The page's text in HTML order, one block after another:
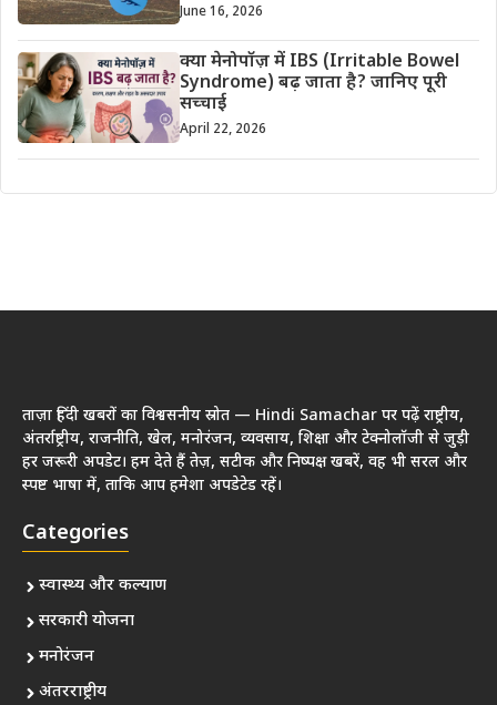
June 16, 2026
क्या मेनोपॉज़ में IBS (Irritable Bowel
Syndrome) बढ़ जाता है? जानिए पूरी
सच्चाई
April 22, 2026
ताज़ा हिंदी खबरों का विश्वसनीय स्रोत — Hindi Samachar पर पढ़ें राष्ट्रीय,
अंतर्राष्ट्रीय, राजनीति, खेल, मनोरंजन, व्यवसाय, शिक्षा और टेक्नोलॉजी से जुड़ी
हर जरूरी अपडेट। हम देते हैं तेज़, सटीक और निष्पक्ष खबरें, वह भी सरल और
स्पष्ट भाषा में, ताकि आप हमेशा अपडेटेड रहें।
Categories
स्वास्थ्य और कल्याण
सरकारी योजना
मनोरंजन
अंतरराष्ट्रीय